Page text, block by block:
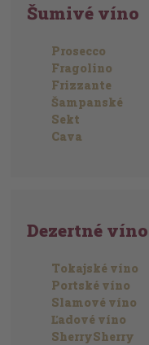
Šumivé víno
Prosecco
Fragolino
Frizzante
Šampanské
Sekt
Cava
Dezertné víno
Tokajské víno
Portské víno
Slamové víno
Ľadové víno
SherrySherry